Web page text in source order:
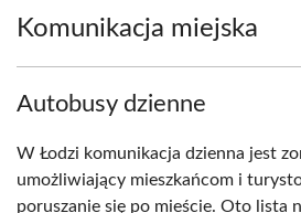
Komunikacja miejska
Autobusy dzienne
W Łodzi komunikacja dzienna jest
umożliwiający mieszkańcom i
poruszanie się po mieście. Oto lista